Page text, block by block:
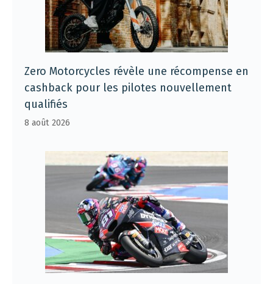
Zero Motorcycles révèle une récompense en
cashback pour les pilotes nouvellement
qualifiés
8 août 2026